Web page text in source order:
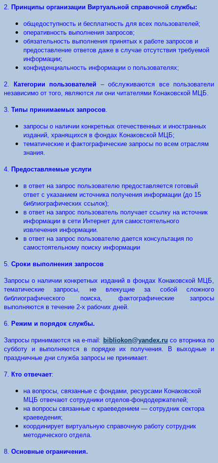
2. Принципы организации Виртуальной справочной службы:
общедоступность и бесплатность для всех пользователей;
оперативность выполнения запросов;
обязательность выполнения принятых к работе запросов и
предоставление ответов даже в случае отсутствия требуемой
информации;
конфиденциальность информации о пользователях;
2. Категории пользователей – обслуживаются все пользователи
независимо от того, являются ли они читателями Конаковской МЦБ.
3. Типы принимаемых запросов.
запросы о наличии конкретных отечественных и иностранных
изданий, хранящихся в фондах Конаковской МЦБ;
тематические и фактографические запросы по всем отраслям
знания.
4. Предоставляемые услуги
в ответ на запрос пользователю предоставляется готовый
ответ с указанием источника получения информации (до 15
библиографических ссылок);
в ответ на запрос пользователь получает ссылку на источник
информации в сети Интернет для самостоятельного
извлечения информации.
в ответ на запрос пользователю дается консультация по
самостоятельному поиску информации
5. Сроки выполнения запросов
Запросы о наличии конкретных изданий в фондах Конаковской МЦБ,
тематические запросы, не влекущие за собой сложного
библиографического поиска, фактографические запросы
выполняются в течение 2-х рабочих дней.
6. Режим и порядок службы.
Запросы принимаются на e-mail: bibliokon@yandex.ru со вторника по
субботу и выполняются в порядке их получения. В выходные и
праздничные дни служба запросы не принимает.
7. Кто отвечает:
на вопросы, связанные с фондами, ресурсами Конаковской
МЦБ отвечают сотрудники отделов-фондодержателей;
на вопросы связанные с краеведением — сотрудник сектора
краеведения;
координирует виртуальную справочную работу сотрудник
методического отдела.
8. Основные ограничения.